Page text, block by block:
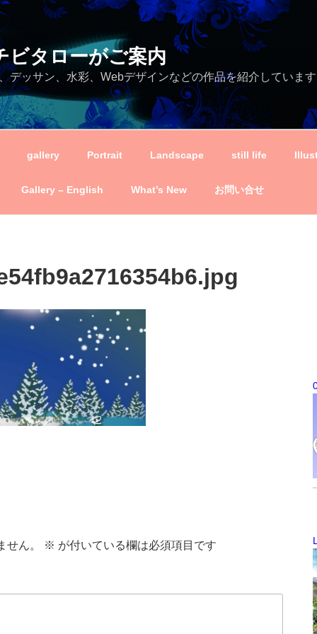
タローがご案内
デッサン、水彩、Webデザインなどの作品を紹介しています
gallery Portrait Landscape still life
Gallery – English What’s New お問い合せ
ん。 ※ が付いている欄は必須項目です